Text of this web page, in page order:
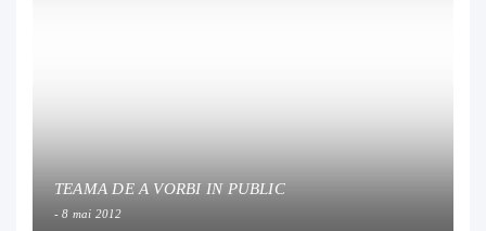
TEAMA DE A VORBI IN PUBLIC
8 mai 2012